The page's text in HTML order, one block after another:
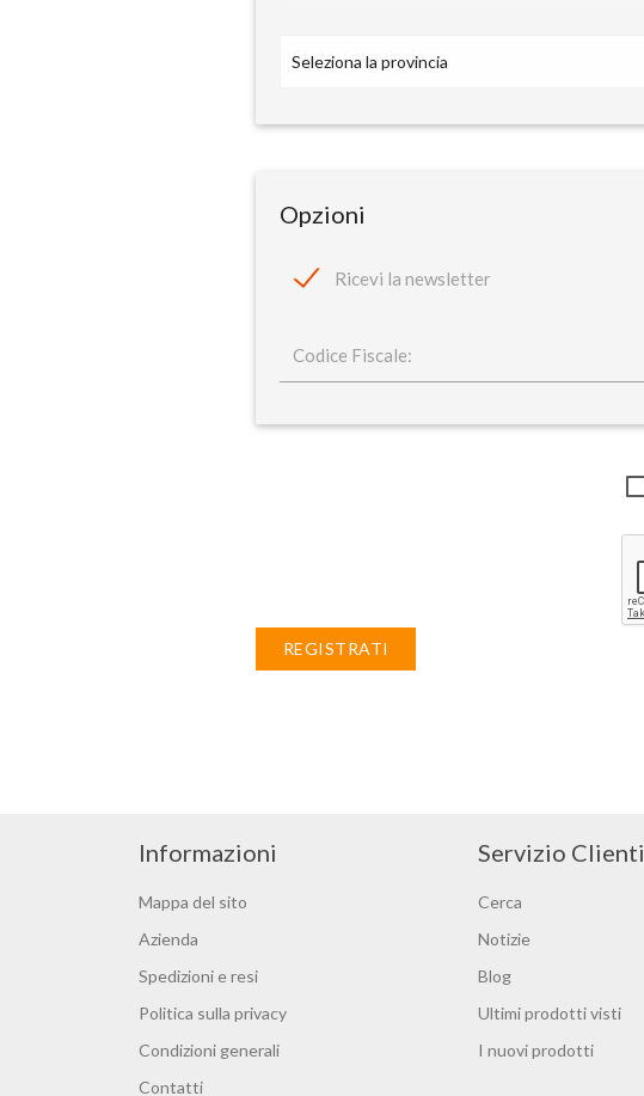
Stato / provincia
Opzioni
Ricevi la newsletter
Codice Fiscale:
REGISTRATI
Informazioni
Mappa del sito
Azienda
Spedizioni e resi
Politica sulla privacy
Condizioni generali
Contatti
Servizio Clienti
Cerca
Notizie
Blog
Ultimi prodotti visti
I nuovi prodotti